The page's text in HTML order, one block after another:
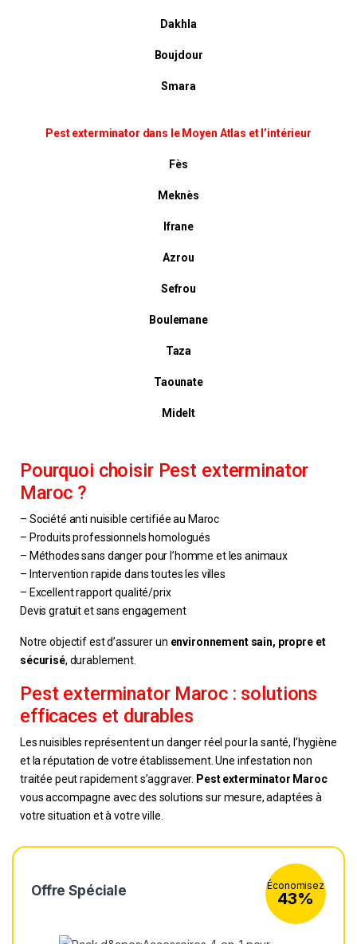
Dakhla
Boujdour
Smara
Pest exterminator dans le Moyen Atlas et l’intérieur
Fès
Meknès
Ifrane
Azrou
Sefrou
Boulemane
Taza
Taounate
Midelt
Pourquoi choisir Pest exterminator
Maroc ?
– Société anti nuisible certifiée au Maroc
– Produits professionnels homologués
– Méthodes sans danger pour l’homme et les animaux
– Intervention rapide dans toutes les villes
– Excellent rapport qualité/prix
Devis gratuit et sans engagement
Notre objectif est d’assurer un environnement sain, propre et
sécurisé, durablement.
Pest exterminator Maroc : solutions
efficaces et durables
Les nuisibles représentent un danger réel pour la santé, l’hygiène
et la réputation de votre établissement. Une infestation non
traitée peut rapidement s’aggraver. Pest exterminator Maroc
vous accompagne avec des solutions sur mesure, adaptées à
votre situation et à votre ville.
Offre Spéciale Économisez
43%